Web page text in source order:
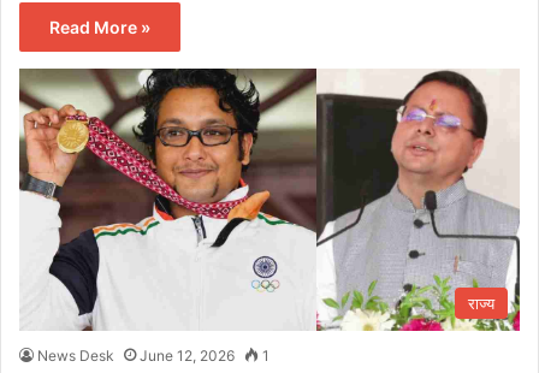
Read More »
राज्य
News Desk June 12, 2026 1